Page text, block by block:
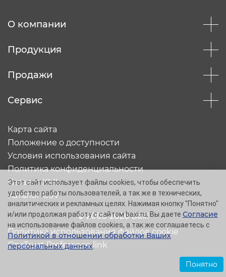
О компании
Продукция
Продажи
Сервис
© 2005-2026 Baxi
Карта сайта
Положение о доступности
Условия использования сайта
Политика конфиденциальности
Каталог XML
Каталог CSV
Политика использования файлов cookie
OneTrust Preference link
Этот сайт использует файлы cookies, чтобы обеспечить
удобство работы пользователей, а так же в технических,
аналитических и рекламных целях. Нажимая кнопку "Понятно"
и/или продолжая работу с сайтом baxi.ru, Вы даете Согласие
на использование файлов cookies, а так же соглашаетесь с
Политикой в отношении обработки Ваших
персональных данных.
Понятно